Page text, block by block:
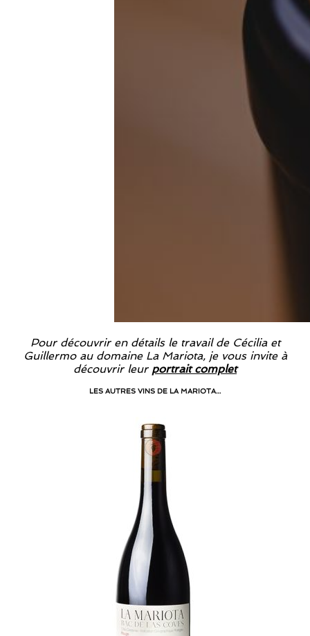
Pour découvrir en détails le travail de Cécilia et
Guillermo au domaine La Mariota, je vous invite à
découvrir leur portrait complet
LES AUTRES VINS DE LA MARIOTA…